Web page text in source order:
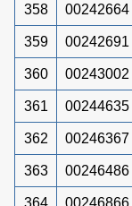
358 00242664
359 00242691
360 00243002
361 00244635
362 00246367
363 00246486
364 00246866